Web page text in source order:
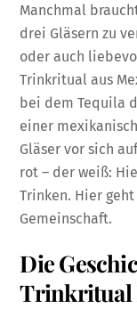
Manchmal
drei Gläsern zu
oder auch
Trinkritual aus
bei dem Tequila
einer
Gläser vor sich
rot – der weiß:
Trinken. Hier
Gemeinschaft.
Die
Trinkritual